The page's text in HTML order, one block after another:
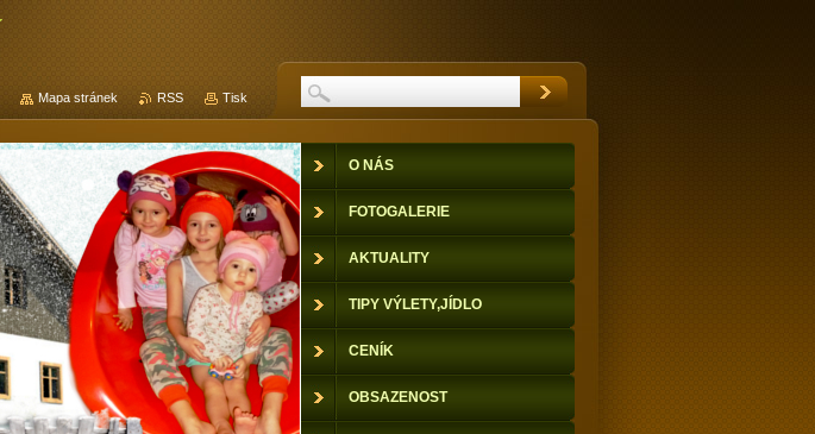
O NÁS
FOTOGALERIE
AKTUALITY
TIPY VÝLETY,JÍDLO
CENÍK
OBSAZENOST
Mapa stránek RSS Tisk